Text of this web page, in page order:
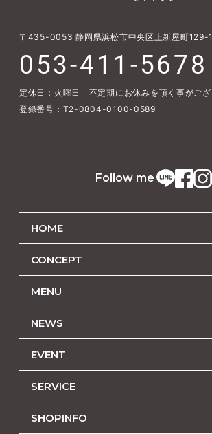
〒435-0053 静岡県浜松市中央区上新屋町129-1
053-411-5678
定休日：火曜日 不定期にお休みを頂く事がござ
登録番号：T2-0804-0100-0589
Follow me
HOME
CONCEPT
MENU
NEWS
EVENT
SERVICE
SHOPINFO